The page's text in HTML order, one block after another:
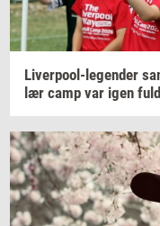
Liverpool-​legender
lær camp var igen